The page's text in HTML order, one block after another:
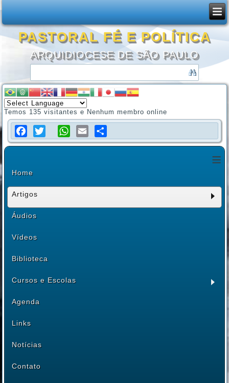
PASTORAL FÉ E POLÍTICA
ARQUIDIOCESE DE SÃO PAULO
Temos 135 visitantes e Nenhum membro online
Facebook
TwitterWhatsApp
EmailShare
≡
Home
Artigos
Áudios
Vídeos
Biblioteca
Cursos e Escolas
Agenda
Links
Notícias
Contato